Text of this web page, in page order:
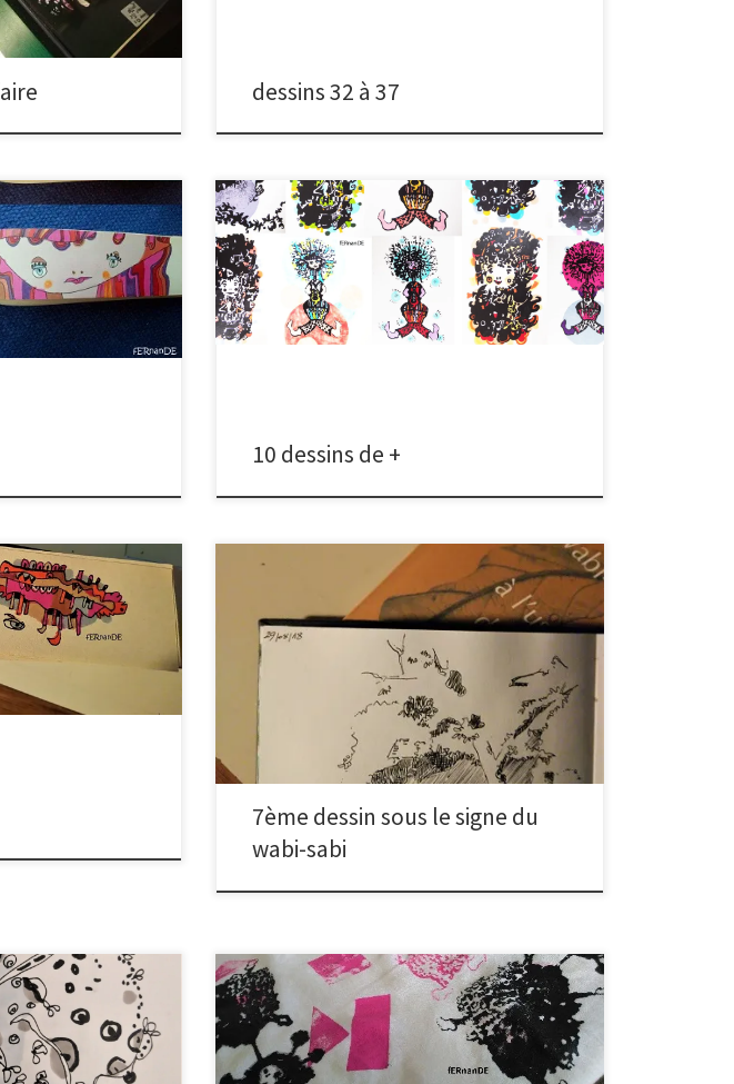
dessins 32 à 37
25. Le pari continue. En
partager, prise entre 2
prétextes…
et le besoin de voir
mon carnet-livre (un
Voici les 10 derniers dessins des 10 jours suivants,
effectués en sérigraphie puis retouchés aux feutres de
couleur. Ainsi l’œuvre reproduite devient unique. Ce
procédé de reproduction que je découvre peu à peu,
demande une rigueur, et une idée préconçue avant
l’impression. Contrairement à mon travail habituel où
10 dessins de +
appelés le Grand 8,
les soubresauts du
J’aime toujours les
que
elle bouge, les
Pour ce 7ème dessin, je m’inspire de Leonard Koren
et son livre « Wabi-sabi à l’usage des artistes,
designers, poètes et philosophes ». Le wabi-sabi, «
quintessence de l’esthétique japonaise », « est la
beauté des choses imparfaites, impermanentes et
incomplètes » Je choisis ce dessin tout simple issus du
[…]
7ème dessin sous le signe du
wabi-sabi
chaque jour,
Les dessiner pour
leur anonymat. C’est
ou bien c’est
Work in progress. Une sérigraphie que j’ai dû
interrompre pour respecter les temps de séchage.
Essai de plusieurs types de cadre avec une trame plus